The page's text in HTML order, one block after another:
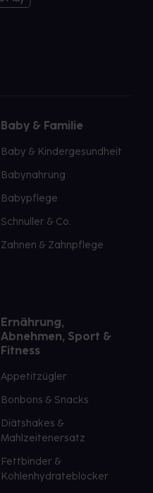
Baby & Familie
Baby & Kindergesundheit
Babynahrung
Babypflege
Schnuller & Co.
Zahnen & Zahnpflege
Ernährung,
Abnehmen, Sport &
Fitness
Appetitzügler
Bonbons & Snacks
Diätshakes &
Mahlzeitenersatz
Fettbinder &
Kohlenhydrateblocker